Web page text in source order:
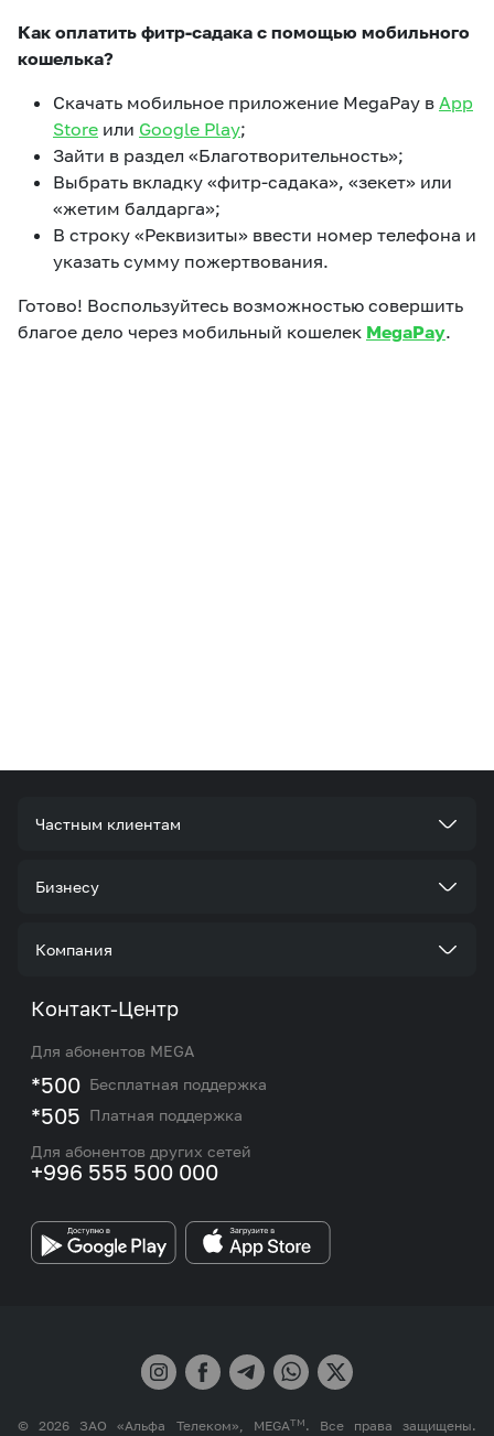
Как оплатить фитр-садака с помощью мобильного
кошелька?
Скачать мобильное приложение MegaPay в App
Store или Google Play;
Зайти в раздел «Благотворительность»;
Выбрать вкладку «фитр-садака», «зекет» или
«жетим балдарга»;
В строку «Реквизиты» ввести номер телефона и
указать сумму пожертвования.
Готово! Воспользуйтесь возможностью совершить
благое дело через мобильный кошелек MegaPay.
Частным клиентам
Тарифы
Роуминг и международные звонки
eSIM
Подбор номера
Бизнесу
Стать корпоративным клиентом
M2M
Контакты сотрудников отдела по работе с
корпоративными и VIP клиентами
Компания
О нас
Новости
Карта покрытия сети и центров обслуживания
Работа в MEGA
Бренд MEGA
Контакт-Центр
Для абонентов MEGA
*500 Бесплатная поддержка
*505 Платная поддержка
Для абонентов других сетей
+996 555 500 000
© 2026 ЗАО «Альфа Телеком», MEGATM. Все права защищены.